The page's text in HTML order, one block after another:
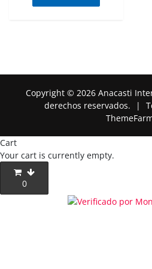
Copyright © 2026 Anacasti
derechos reservados.
|
Cart
Your cart is currently empty.
0